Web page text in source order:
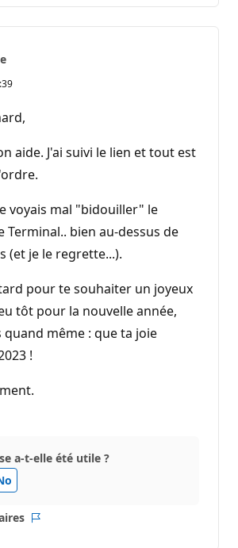
aide. J'ai suivi le lien et tout est
voyais mal "bidouiller" le
Terminal.. bien au-dessus de
(et je le regrette...).
pour te souhaiter un joyeux
tôt pour la nouvelle année,
quand même : que ta joie
!
a-t-elle été utile ?